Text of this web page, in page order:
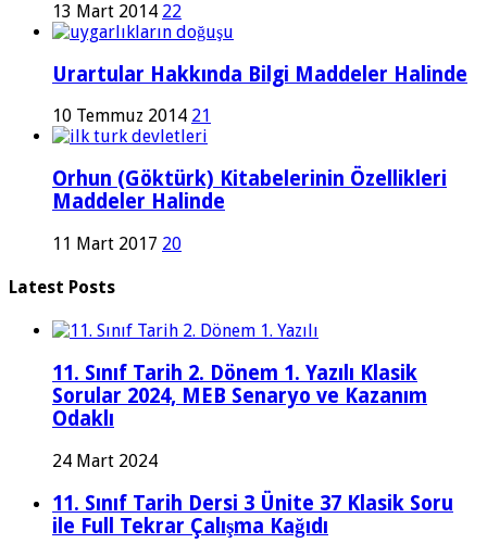
13 Mart 2014 22
Urartular Hakkında Bilgi Maddeler Halinde
10 Temmuz 2014 21
Orhun (Göktürk) Kitabelerinin Özellikleri
Maddeler Halinde
11 Mart 2017 20
Latest Posts
11. Sınıf Tarih 2. Dönem 1. Yazılı Klasik
Sorular 2024, MEB Senaryo ve Kazanım
Odaklı
24 Mart 2024
11. Sınıf Tarih Dersi 3 Ünite 37 Klasik Soru
ile Full Tekrar Çalışma Kağıdı